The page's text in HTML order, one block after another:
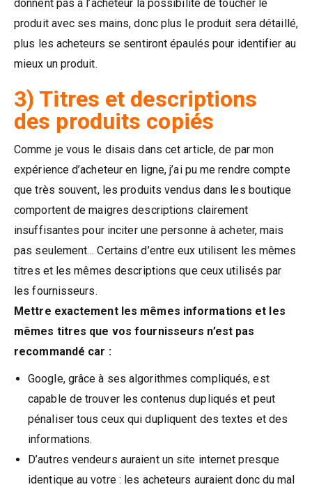
donnent pas à l’acheteur la possibilité de toucher le
produit avec ses mains, donc plus le produit sera détaillé,
plus les acheteurs se sentiront épaulés pour identifier au
mieux un produit.
3) Titres et descriptions
des produits copiés
Comme je vous le disais dans cet article, de par mon
expérience d’acheteur en ligne, j’ai pu me rendre compte
que très souvent, les produits vendus dans les boutique
comportent de maigres descriptions clairement
insuffisantes pour inciter une personne à acheter, mais
pas seulement… Certains d’entre eux utilisent les mêmes
titres et les mêmes descriptions que ceux utilisés par
les fournisseurs.
Mettre exactement les mêmes informations et les
mêmes titres que vos fournisseurs n’est pas
recommandé car :
Google, grâce à ses algorithmes compliqués, est
capable de trouver les contenus dupliqués et peut
pénaliser tous ceux qui dupliquent des textes et des
informations.
D’autres vendeurs auraient un site internet presque
identique au votre : les acheteurs auraient donc du mal